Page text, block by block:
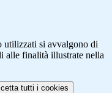
utilizzati si avvalgono di
alle finalità illustrate nella
tutti i cookies